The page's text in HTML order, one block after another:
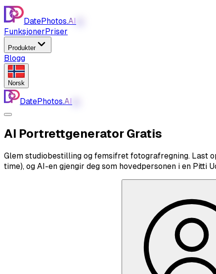
DatePhotos.AI
FunksjonerPriser
Produkter
Blogg
Norsk
DatePhotos.AI
AI Portrettgenerator Gratis
Glem studiobestilling og femsifret fotografregning. Last
time), og AI-en gjengir deg som hovedpersonen i en Pitti